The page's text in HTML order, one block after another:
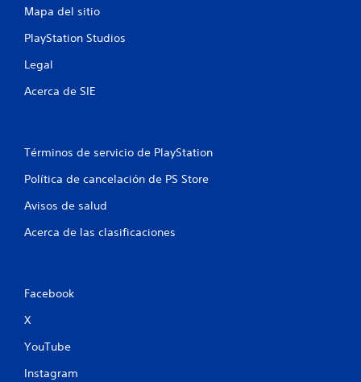
Mapa del sitio
PlayStation Studios
Legal
Acerca de SIE
Términos de servicio de PlayStation
Política de cancelación de PS Store
Avisos de salud
Acerca de las clasificaciones
Facebook
X
YouTube
Instagram